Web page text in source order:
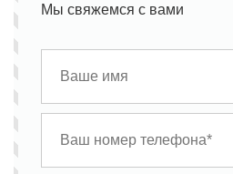
Мы свяжемся с вами